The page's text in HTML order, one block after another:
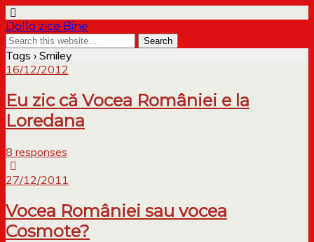
Dollo zice Bine
Tags › Smiley
16/12/2012
Eu zic că Vocea României e la
Loredana
8 responses
27/12/2011
Vocea României sau vocea
Cosmote?